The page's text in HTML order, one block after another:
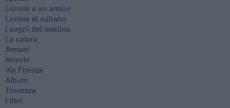
Lettera a un amico
Lettera al sultano
I sogni del mattino
La calura
Armani
Nuvole
Via Firenze
Album
Tristezza
I libri